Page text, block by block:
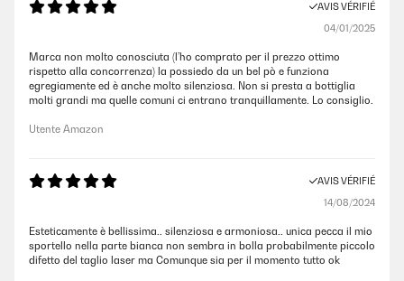
AVIS VÉRIFIÉ
04/01/2025
Marca non molto conosciuta (l’ho comprato per il prezzo ottimo
rispetto alla concorrenza) la possiedo da un bel pò e funziona
egregiamente ed è anche molto silenziosa. Non si presta a bottiglia
molti grandi ma quelle comuni ci entrano tranquillamente. Lo consiglio.
Utente Amazon
AVIS VÉRIFIÉ
14/08/2024
Esteticamente è bellissima.. silenziosa e armoniosa.. unica pecca il mio
sportello nella parte bianca non sembra in bolla probabilmente piccolo
difetto del taglio laser ma Comunque sia per il momento tutto ok